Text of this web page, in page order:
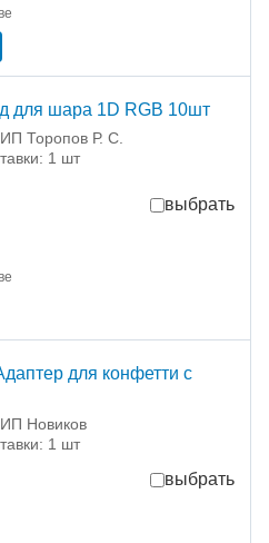
для шара 1D RGB 10шт
Торопов Р. С.
1 шт
выбрать
для конфетти с
Новиков
1 шт
выбрать